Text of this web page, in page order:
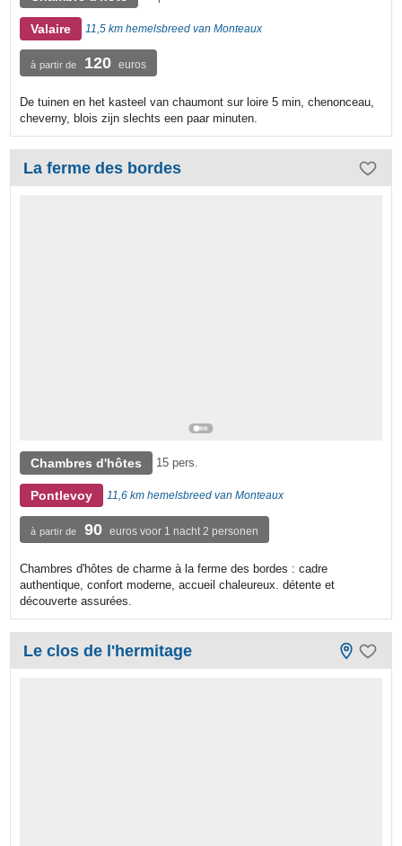
Valaire 11,5 km hemelsbreed van Monteaux
à partir de 120 euros
De tuinen en het kasteel van chaumont sur loire 5 min, chenonceau,
cheverny, blois zijn slechts een paar minuten.
La ferme des bordes
Chambres d'hôtes 15 pers.
Pontlevoy 11,6 km hemelsbreed van Monteaux
à partir de 90 euros voor 1 nacht 2 personen
Chambres d'hôtes de charme à la ferme des bordes : cadre
authentique, confort moderne, accueil chaleureux. détente et
découverte assurées.
Le clos de l'hermitage